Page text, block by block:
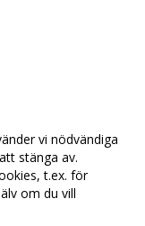
vi nödvändiga
stänga av.
t.ex. för
om du vill